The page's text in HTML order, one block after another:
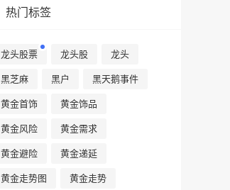
热门标签
龙头股票 龙头股 龙头
黑芝麻 黑户 黑天鹅事件
黄金首饰 黄金饰品
黄金风险 黄金需求
黄金避险 黄金递延
黄金走势图 黄金走势